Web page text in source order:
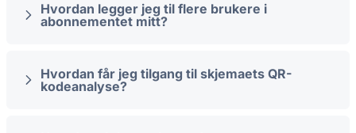
Hvordan legger jeg til flere brukere i
abonnementet mitt?
Hvordan får jeg tilgang til skjemaets QR-
kodeanalyse?